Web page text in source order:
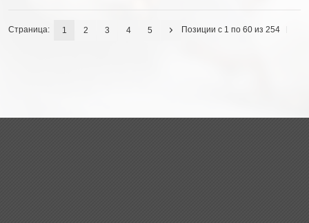
Позиции с 1 по 60 из 254
Страница: 1 2 3 4 5